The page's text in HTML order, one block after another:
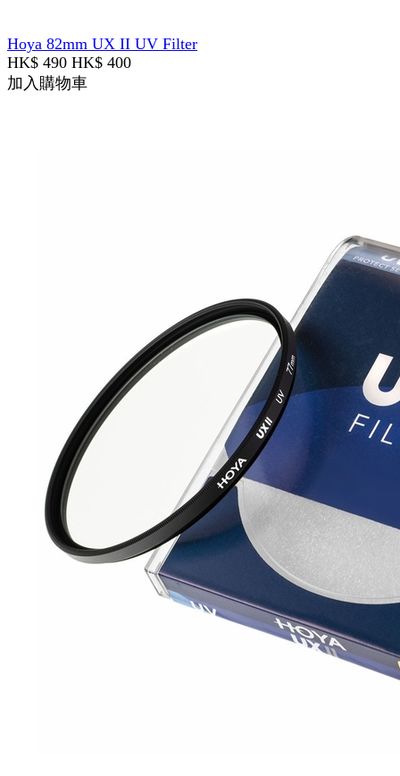
Hoya 82mm UX II UV Filter
HK$ 490 HK$ 400
加入購物車